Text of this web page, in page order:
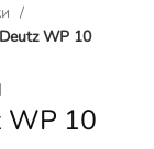
WP 10
WP 10